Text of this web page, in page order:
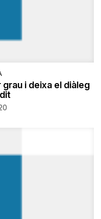
i deixa el diàleg